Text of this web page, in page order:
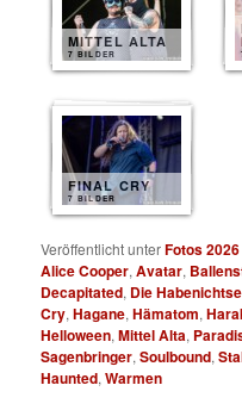
MITTEL ALTA
7 BILDER
FINAL CRY
7 BILDER
Veröffentlicht unterFotos 2026
Alice Cooper,Avatar,
Decapitated, Die Habenichtse
Cry,Hagane,Hämatom,
Helloween,Mittel Alta,
Sagenbringer,Soulbound,
Haunted,Warmen